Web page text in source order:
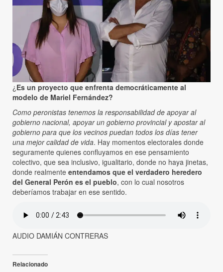
¿ Es un proyecto que enfrenta democráticamente al
modelo de Mariel Fernández?
Como peronistas tenemos la responsabilidad de apoyar al
gobierno nacional, apoyar un gobierno provincial y apostar al
gobierno para que los vecinos puedan todos los días tener
una mejor calidad de vida. Hay momentos electorales donde
seguramente quienes confluyamos en ese pensamiento
colectivo, que sea inclusivo, igualitario, donde no haya jinetas,
donde realmente entendamos que el verdadero heredero
del General Perón es el pueblo, con lo cual nosotros
deberíamos trabajar en ese sentido.
AUDIO DAMIÁN CONTRERAS
Relacionado